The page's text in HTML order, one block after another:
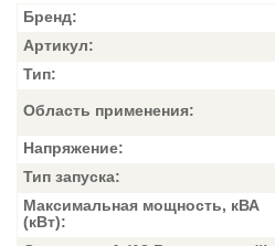
Бренд:
Артикул:
Тип:
Область применения:
Напряжение:
Тип запуска:
Максимальная мощность, кВА
(кВт):